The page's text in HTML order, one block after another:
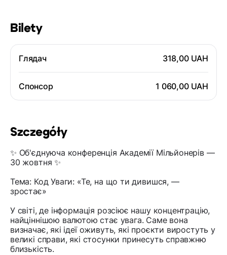
Bilety
Глядач 318,00 UAH
Спонсор 1 060,00 UAH
Szczegóły
✨ Об'єднуюча конференція Академії Мільйонерів —
30 жовтня ✨
Тема: Код Уваги: «Те, на що ти дивишся, —
зростає»
У світі, де інформація розсіює нашу концентрацію,
найціннішою валютою стає увага. Саме вона
визначає, які ідеї оживуть, які проєкти виростуть у
великі справи, які стосунки принесуть справжню
близькість.